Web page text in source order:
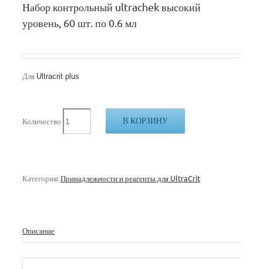
Набор контрольный ultrachek высокий
уровень, 60 шт. по 0.6 мл
Для Ultracrit plus
Количество В КОРЗИНУ
Категория:Принадлежности и реагенты для UltraCrit
Описание